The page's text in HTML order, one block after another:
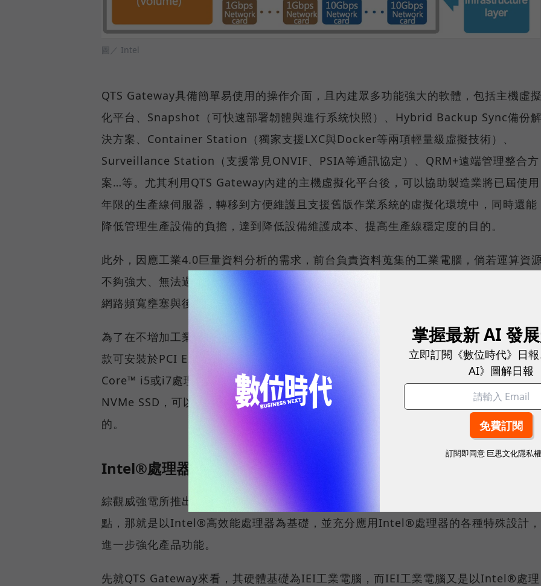
圖／ Intel
QTS Gateway具備簡單易使用的操作介面，且內建眾多功能強大的軟體，包括主機虛
化平台、Snapshot（可快速部署韌體與進行系統快照）、Hybrid Backup Sync備份
決方案、Container Station（獨家支援LXC與Docker等兩項輕量級虛擬技術）、
Surveillance Station（支援常見ONVIF、PSIA等通訊協定）、QRM+遠端管理整合方
案…等。尤其利用QTS Gateway內建的主機虛擬化平台後，可以協助製造業將已屆使用
年限的生產線伺服器，轉移到方便維護且支援舊版作業系統的虛擬化環境中，同時還能
降低管理生產設備的負擔，達到降低設備維護成本、提高生產線穩定度的目的。
此外，因應工業4.0巨量資料分析的需求，前台負責資料蒐集的工業電腦，倘若運算資
不夠強大、無法過濾無用資料，只能一味地將資料傳送至後端應用平台，將會造成內部
網路頻寬壅塞與後台伺服器工作量暴增的問題。
為了在不增加工業電腦體積下，達成提升前台設備運算效能的目的，威強電特別推出一
款可安裝於PCI Express x 4介面的Mustang-200高速運算加速器卡，其內建2個
Core™ i5或i7處理器，搭配32GB（4 x 8GB）記憶體、1TB（2 x 512GB）Intel®
NVMe SSD，可以在不增加工業電腦體積的前提下，達成提升前台設備運算效能的目
的。
Intel®處理器預先支援各種技術 強化威強電工業4.0產品功能
綜觀威強電所推出工業4.0解決方案，其系統架構與功能雖然不一樣，但卻有一個共通
點，那就是以Intel®高效能處理器為基礎，並充分應用Intel®處理器的各種特殊設計，
進一步強化產品功能。
先就QTS Gateway來看，其硬體基礎為IEI工業電腦，而IEI工業電腦又是以Intel®處理
掌握最新 AI 發
立即訂閱《數位時代》日
AI》圖解日報
訂閱即同意 巨思文化隱私